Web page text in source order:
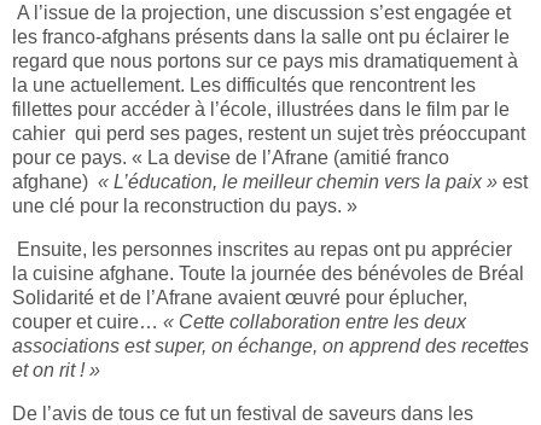
A l’issue de la projection, une discussion s’est engagée et
les franco-afghans présents dans la salle ont pu éclairer le
regard que nous portons sur ce pays mis dramatiquement à
la une actuellement. Les difficultés que rencontrent les
fillettes pour accéder à l’école, illustrées dans le film par le
cahier qui perd ses pages, restent un sujet très préoccupant
pour ce pays. « La devise de l’Afrane (amitié franco
afghane) « L’éducation, le meilleur chemin vers la paix » est
une clé pour la reconstruction du pays. »
Ensuite, les personnes inscrites au repas ont pu apprécier
la cuisine afghane. Toute la journée des bénévoles de Bréal
Solidarité et de l’Afrane avaient œuvré pour éplucher,
couper et cuire… « Cette collaboration entre les deux
associations est super, on échange, on apprend des recettes
et on rit ! »
De l’avis de tous ce fut un festival de saveurs dans les